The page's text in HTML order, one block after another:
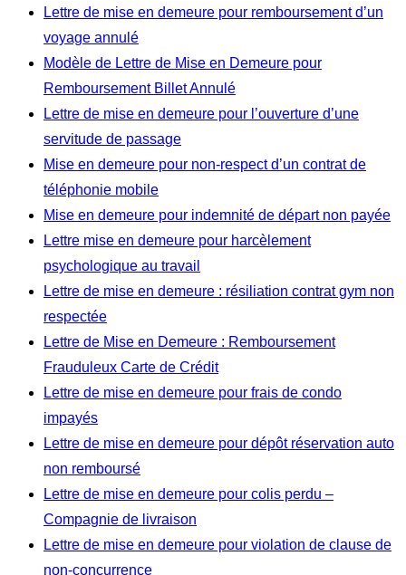
Lettre de mise en demeure pour remboursement d’un
voyage annulé
Modèle de Lettre de Mise en Demeure pour
Remboursement Billet Annulé
Lettre de mise en demeure pour l’ouverture d’une
servitude de passage
Mise en demeure pour non-respect d’un contrat de
téléphonie mobile
Mise en demeure pour indemnité de départ non payée
Lettre mise en demeure pour harcèlement
psychologique au travail
Lettre de mise en demeure : résiliation contrat gym non
respectée
Lettre de Mise en Demeure : Remboursement
Frauduleux Carte de Crédit
Lettre de mise en demeure pour frais de condo
impayés
Lettre de mise en demeure pour dépôt réservation auto
non remboursé
Lettre de mise en demeure pour colis perdu –
Compagnie de livraison
Lettre de mise en demeure pour violation de clause de
non-concurrence